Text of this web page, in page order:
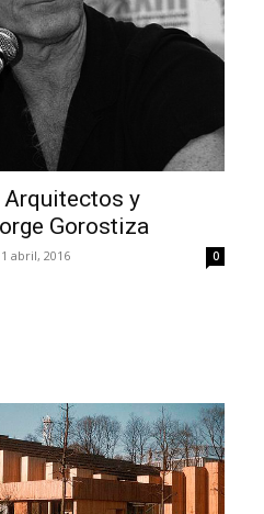
Arquitectos y
Gorostiza
1 abril, 2016 0